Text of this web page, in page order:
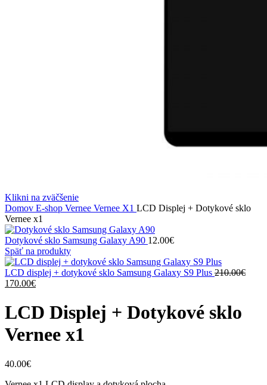
Klikni na zväčšenie
Domov E-shop Vernee Vernee X1 LCD Displej + Dotykové sklo
Vernee x1
Dotykové sklo Samsung Galaxy A90 12.00€
Späť na produkty
LCD displej + dotykové sklo Samsung Galaxy S9 Plus 210.00€
Pôvodná
bola:
210.00€.
170.00€Aktuálna
je:
170.00€.
LCD Displej + Dotykové sklo
Vernee x1
40.00€